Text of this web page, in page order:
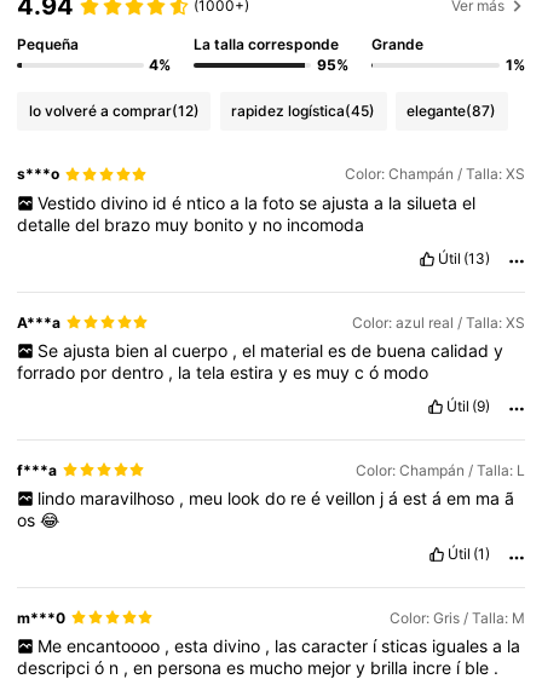
(1000+) Ver más
Pequeña
4%
La talla corresponde
95%
Grande
1%
lo volveré a comprar(12) rapidez logística(45) elegante(87)
s***o Color: Champán / Talla: XS
Vestido divino id é ntico a la foto se ajusta a la silueta el
detalledel brazo muy bonitoy no incomoda
Útil (13)
A***a Color: azul real / Talla: XS
Se ajusta bien al cuerpo , el material es de buena calidad y
forrado pordentro , latelaestirayes muycó modo
Útil (9)
f***a Color: Champán / Talla: L
lindo maravilhoso , meu look do re é veillon j á est á em ma ã
os😂
Útil (1)
m***0 Color: Gris / Talla: M
Me encantoooo , esta divino , las caracter ísticas iguales a la
descripció n ,en personaes mucho mejory brilla incre í ble .